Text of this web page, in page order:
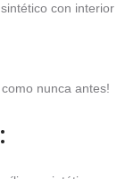
con
nunca antes!